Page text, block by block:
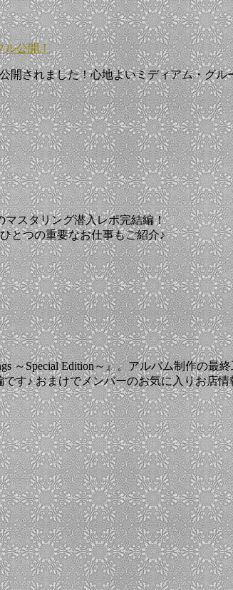
ル公開！
されました！心地よいミディアム・グ
マスタリング潜入レポ完結編！
とつの重要なお仕事もご紹介♪
～Special Edition～』。アルバム制作の
す♪ おまけでメンバーのお気に入りお